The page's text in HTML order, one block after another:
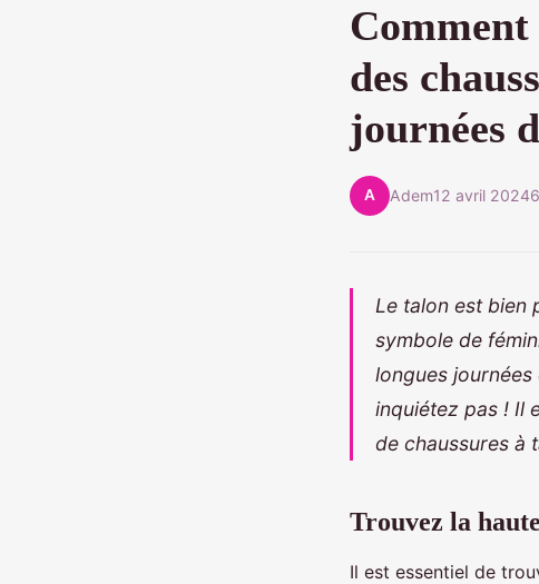
des
journées
A Adem12 avril 2024
Le talon est bien
symbole de
longues
inquiétez pas ! Il
de chaussures à
Trouvez la
Il est essentiel de